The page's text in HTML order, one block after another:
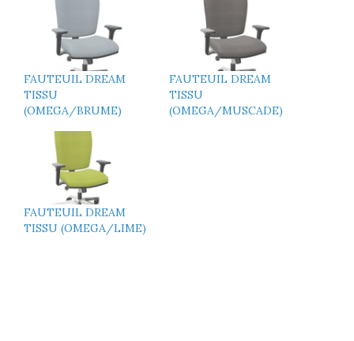
FAUTEUIL DREAM
TISSU
(OMEGA/BRUME)
FAUTEUIL DREAM
TISSU
(OMEGA/MUSCADE)
FAUTEUIL DREAM
TISSU (OMEGA/LIME)